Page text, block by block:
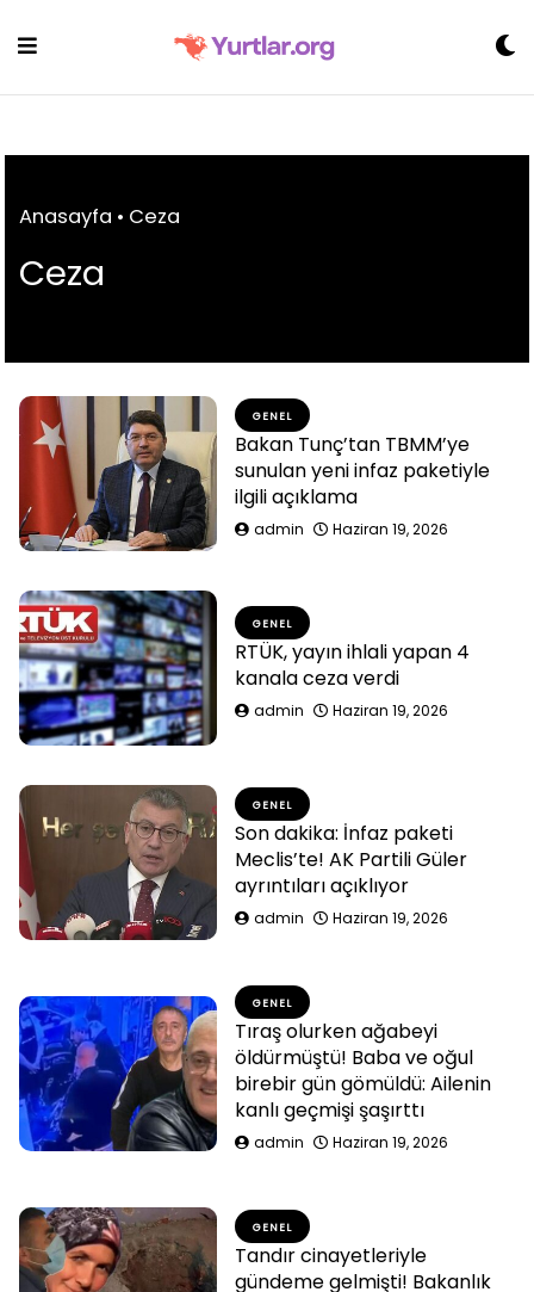
Anasayfa • Ceza
Ceza
GENEL
Bakan Tunç’tan TBMM’ye
sunulan yeni infaz paketiyle
ilgili açıklama
admin Haziran 19, 2026
GENEL
RTÜK, yayın ihlali yapan 4
kanala ceza verdi
admin Haziran 19, 2026
GENEL
Son dakika: İnfaz paketi
Meclis’te! AK Partili Güler
ayrıntıları açıklıyor
admin Haziran 19, 2026
GENEL
Tıraş olurken ağabeyi
öldürmüştü! Baba ve oğul
birebir gün gömüldü: Ailenin
kanlı geçmişi şaşırttı
admin Haziran 19, 2026
GENEL
Tandır cinayetleriyle
gündeme gelmişti! Bakanlık